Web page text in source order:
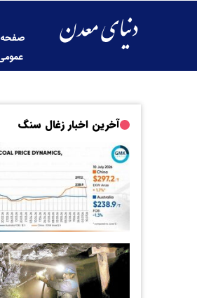
آخرین اخبار زغال سنگ